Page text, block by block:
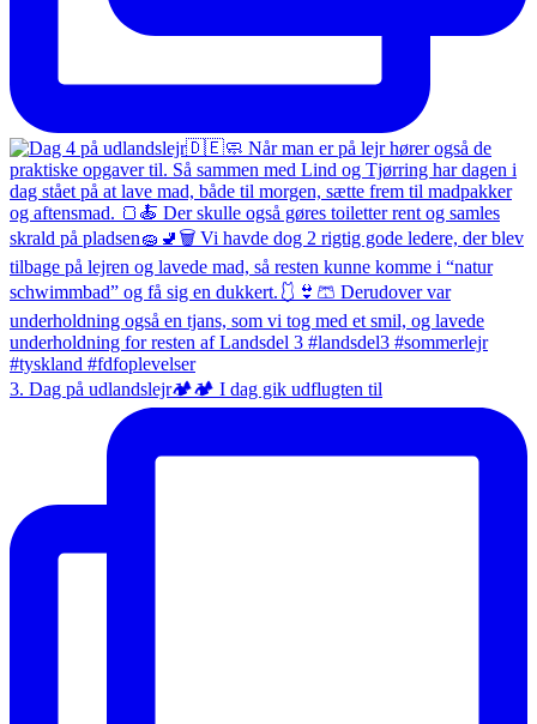
3. Dag på udlandslejr🏕️🏕️ I dag gik udflugten til